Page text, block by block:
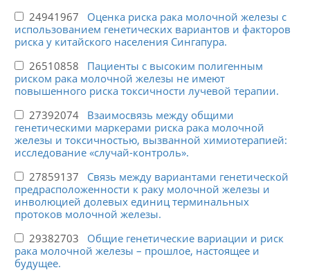
24941967 Оценка риска рака молочной железы с
использованием генетических вариантов и факторов
риска у китайского населения Сингапура.
26510858 Пациенты с высоким полигенным
риском рака молочной железы не имеют
повышенного риска токсичности лучевой терапии.
27392074 Взаимосвязь между общими
генетическими маркерами риска рака молочной
железы и токсичностью, вызванной химиотерапией:
исследование «случай-контроль».
27859137 Связь между вариантами генетической
предрасположенности к раку молочной железы и
инволюцией долевых единиц терминальных
протоков молочной железы.
29382703 Общие генетические вариации и риск
рака молочной железы – прошлое, настоящее и
будущее.